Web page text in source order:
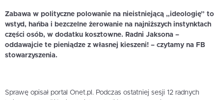
Zabawa w polityczne polowanie na nieistniejącą „ideologię” to
wstyd, hańba i bezczelne żerowanie na najniższych instynktach
części osób, w dodatku kosztowne. Radni Jaksona –
oddawajcie te pieniądze z własnej kieszeni! – czytamy na FB
stowarzyszenia.
Sprawę opisał portal Onet.pl. Podczas ostatniej sesji 12 radnych